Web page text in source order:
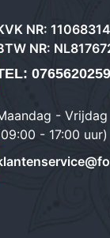
NR: 11068314
NR:
0765620259
- Vrijdag
- 17:00 uur)